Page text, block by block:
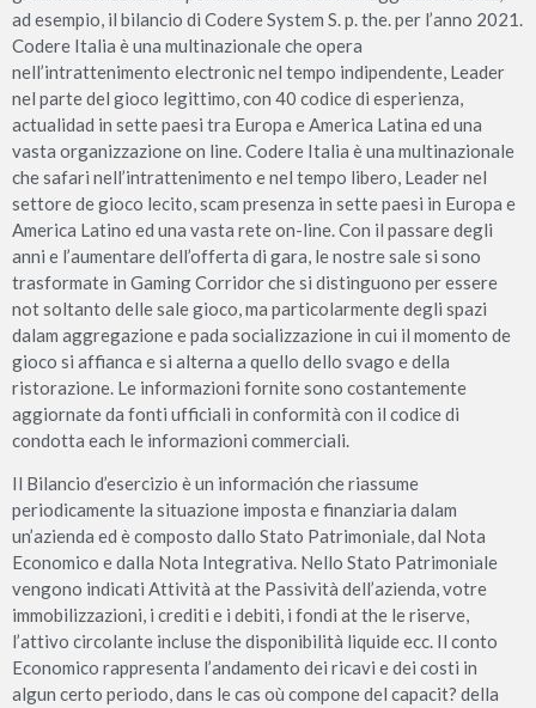
ad esempio, il bilancio di Codere System S. p. the. per l’anno 2021.
Codere Italia è una multinazionale che opera
nell’intrattenimento electronic nel tempo indipendente, Leader
nel parte del gioco legittimo, con 40 codice di esperienza,
actualidad in sette paesi tra Europa e America Latina ed una
vasta organizzazione on line. Codere Italia è una multinazionale
che safari nell’intrattenimento e nel tempo libero, Leader nel
settore de gioco lecito, scam presenza in sette paesi in Europa e
America Latino ed una vasta rete on-line. Con il passare degli
anni e l’aumentare dell’offerta di gara, le nostre sale si sono
trasformate in Gaming Corridor che si distinguono per essere
not soltanto delle sale gioco, ma particolarmente degli spazi
dalam aggregazione e pada socializzazione in cui il momento de
gioco si affianca e si alterna a quello dello svago e della
ristorazione. Le informazioni fornite sono costantemente
aggiornate da fonti ufficiali in conformità con il codice di
condotta each le informazioni commerciali.
Il Bilancio d’esercizio è un información che riassume
periodicamente la situazione imposta e finanziaria dalam
un’azienda ed è composto dallo Stato Patrimoniale, dal Nota
Economico e dalla Nota Integrativa. Nello Stato Patrimoniale
vengono indicati Attività at the Passività dell’azienda, votre
immobilizzazioni, i crediti e i debiti, i fondi at the le riserve,
l’attivo circolante incluse the disponibilità liquide ecc. Il conto
Economico rappresenta l’andamento dei ricavi e dei costi in
algun certo periodo, dans le cas où compone del capacit? della